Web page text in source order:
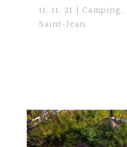
11. 11. 21 | Camping,
Saint-Jean